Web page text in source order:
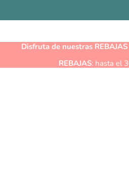
Disfruta de nuestras REBAJAS
REBAJAS: hasta el